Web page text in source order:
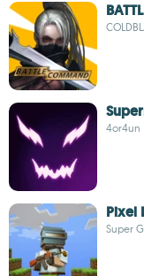
4or4un
Pixel
Super